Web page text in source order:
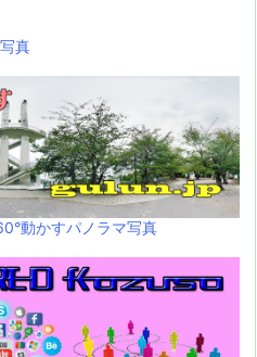
真
動かすパノラマ写真